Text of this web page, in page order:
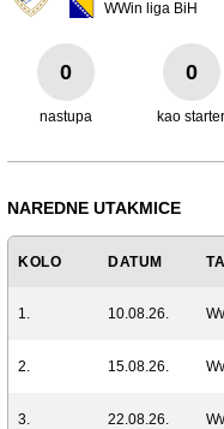
WWin liga BiH
0
nastupa
0
kao starter
NAREDNE UTAKMICE
KOLO DATUM
1. 10.08.26.
2. 15.08.26.
3. 22.08.26.